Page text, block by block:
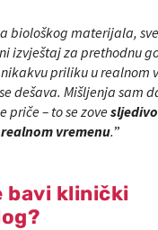
biološkog materijala,
izvještaj za prethodnu
priliku u realnom
dešava. Mišljenja sam
priče – to se zoves
vremenu.”
bavi klinički